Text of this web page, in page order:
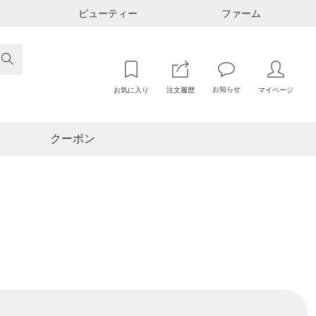
ビューティー ファーム

お気に入り 注文履歴 お知らせ マイページ
クーポン